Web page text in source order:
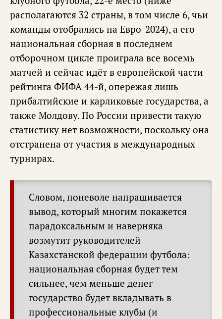
располагаются 32 страны, в том числе 6, чьи
команды отобрались на Евро-2024), а его
национальная сборная в последнем
отборочном цикле проиграла все восемь
матчей и сейчас идёт в европейской части
рейтинга ФИФА 44-й, опережая лишь
прибалтийские и карликовые государства, а
также Молдову. По России привести такую
статистику нет возможности, поскольку она
отстранена от участия в международных
турнирах.
Словом, поневоле напрашивается
вывод, который многим покажется
парадоксальным и наверняка
возмутит руководителей
Казахстанской федерации футбола:
национальная сборная будет тем
сильнее, чем меньше денег
государство будет вкладывать в
профессиональные клубы (и